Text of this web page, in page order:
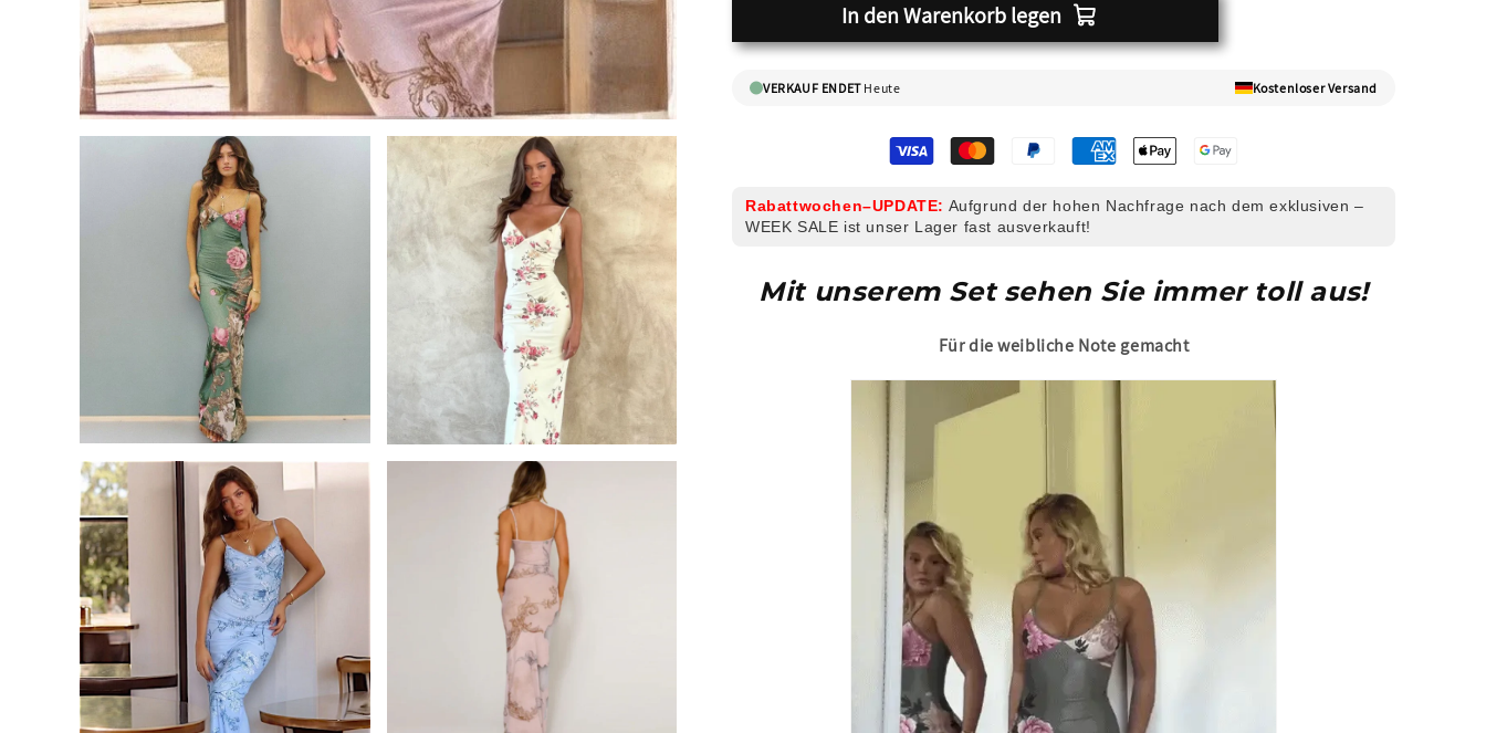
In den Warenkorb legen
VERKAUF ENDETHeute Kostenloser Versand
Rabattwochen–UPDATE: Aufgrund der hohen Nachfrage nach dem exklusiven –
WEEK SALE ist unser Lager fast ausverkauft!
Mit unserem Set sehen Sie immer toll aus!
Für die weibliche Note gemacht